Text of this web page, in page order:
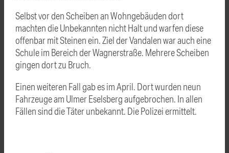
Selbst vor den Scheiben an Wohngebäuden dort
machten die Unbekannten nicht Halt und warfen diese
offenbar mit Steinen ein. Ziel der Vandalen war auch eine
Schule im Bereich der Wagnerstraße. Mehrere Scheiben
gingen dort zu Bruch.
Einen weiteren Fall gab es im April. Dort wurden neun
Fahrzeuge am Ulmer Eselsberg aufgebrochen. In allen
Fällen sind die Täter unbekannt. Die Polizei ermittelt.